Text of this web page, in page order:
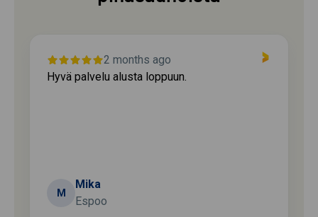
2 months ago
Hyvä palvelu alusta loppuun.
M
Mika
Espoo